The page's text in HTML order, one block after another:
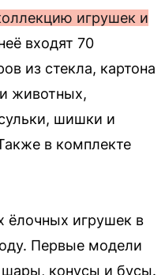
игрушек и
входят 70
из стекла, картона
животных,
шишки и
в комплекте
ёлочных игрушек в
Первые модели
конусы и бусы.